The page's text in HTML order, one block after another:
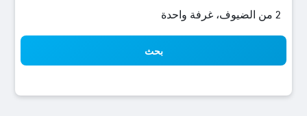
2 من الضيوف، غرفة واحدة
بحث